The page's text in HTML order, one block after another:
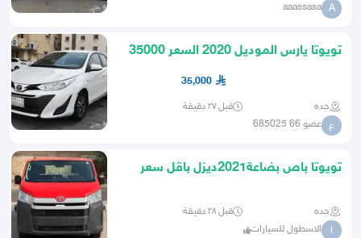
A
aaassasa
تويوتا يارس الموديل 2020 السعر 35000
35,000
جده قبل ٢٧ دقيقة
ع عضو 66 685025
تويوتا باص بضاعة2021ديزل باقل سعر
جده قبل ٢٨ دقيقة
ا الاسطول للسيارات